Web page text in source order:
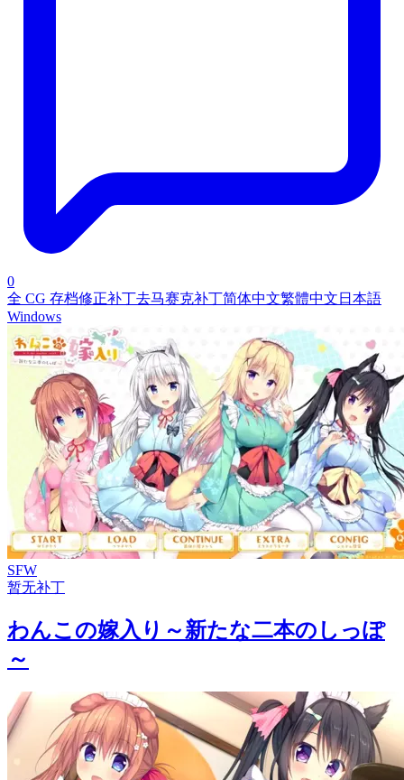
0
全 CG 存档修正补丁去马赛克补丁简体中文繁體中文 日本語
Windows
SFW
暂无补丁
わんこの嫁入り～新たな二本のしっぽ
～